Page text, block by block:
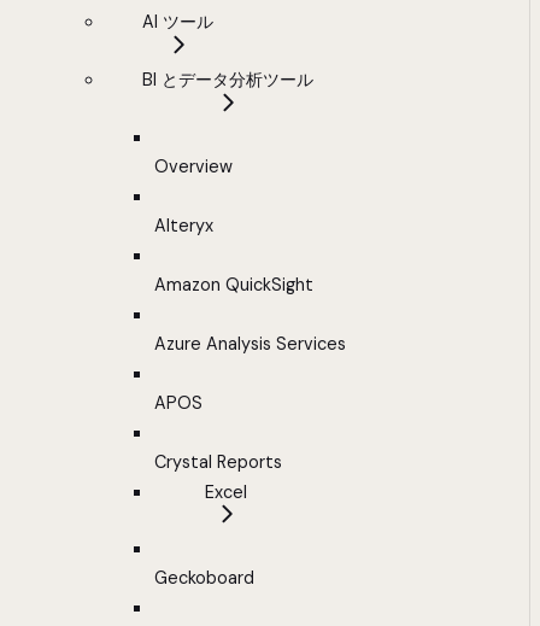
AI ツール
BI とデータ分析ツール
Overview
Alteryx
Amazon QuickSight
Azure Analysis Services
APOS
Crystal Reports
Excel
Geckoboard